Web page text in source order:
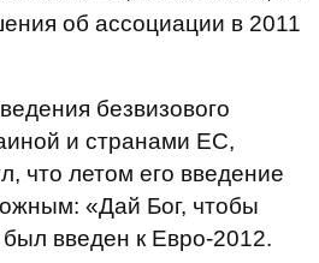
об ассоциации в 2011
безвизового
и странами ЕС,
что летом его введение
«Дай Бог, чтобы
введен к Евро-2012.